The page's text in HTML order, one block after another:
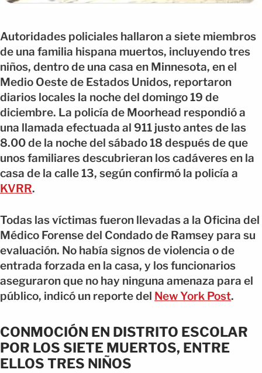
Autoridades policiales hallaron a siete miembros
de una familia hispana muertos, incluyendo tres
niños, dentro de una casa en Minnesota, en el
Medio Oeste de Estados Unidos, reportaron
diarios locales la noche del domingo 19 de
diciembre. La policía de Moorhead respondió a
una llamada efectuada al 911 justo antes de las
8.00 de la noche del sábado 18 después de que
unos familiares descubrieran los cadáveres en la
casa de la calle 13, según confirmó la policía a
KVRR.
Todas las víctimas fueron llevadas a la Oficina del
Médico Forense del Condado de Ramsey para su
evaluación. No había signos de violencia o de
entrada forzada en la casa, y los funcionarios
aseguraron que no hay ninguna amenaza para el
público, indicó un reporte del New York Post.
CONMOCIÓN EN DISTRITO ESCOLAR
POR LOS SIETE MUERTOS, ENTRE
ELLOS TRES NIÑOS